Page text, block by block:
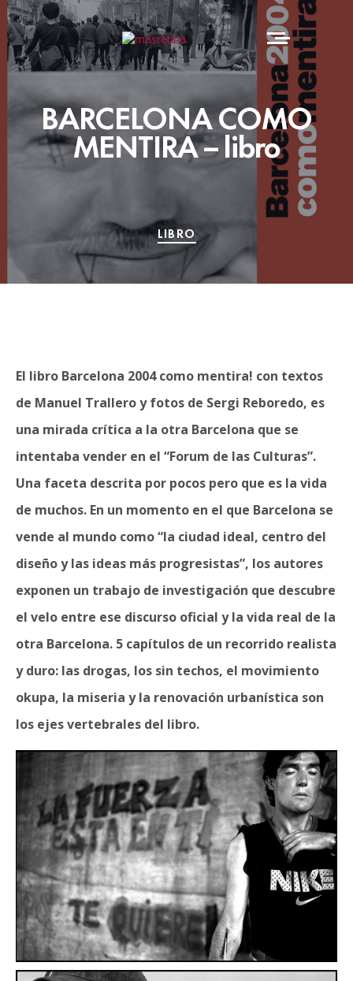
BARCELONA COMO
MENTIRA – libro
LIBRO
El libro Barcelona 2004 como mentira! con textos
de Manuel Trallero y fotos de Sergi Reboredo, es
una mirada crítica a la otra Barcelona que se
intentaba vender en el “Forum de las Culturas”.
Una faceta descrita por pocos pero que es la vida
de muchos. En un momento en el que Barcelona se
vende al mundo como “la ciudad ideal, centro del
diseño y las ideas más progresistas”, los autores
exponen un trabajo de investigación que descubre
el velo entre ese discurso oficial y la vida real de la
otra Barcelona. 5 capítulos de un recorrido realista
y duro: las drogas, los sin techos, el movimiento
okupa, la miseria y la renovación urbanística son
los ejes vertebrales del libro.